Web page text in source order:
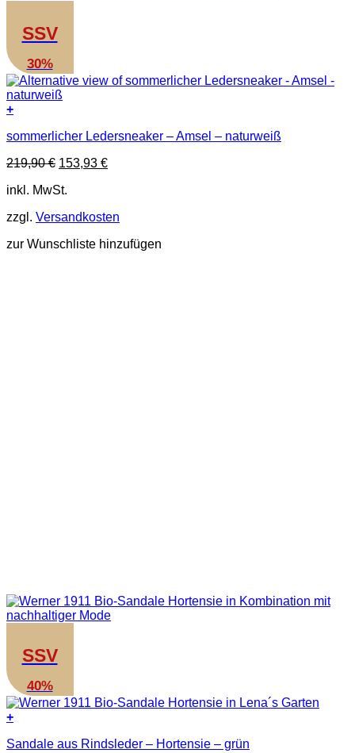
SSV
30%
+
Produkt
mehrere
auf.
Optionen
können
auf
sommerlicher Ledersneaker – Amsel – naturweiß
219,90€ Ursprünglicher
war:
153,93 €Aktueller
inkl. MwSt.
zzgl. Versandkosten
zur Wunschliste hinzufügen
SSV
40%
+
Produkt
Sandale aus Rindsleder – Hortensie – grün